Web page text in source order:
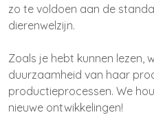
zo te voldoen aan de
dierenwelzijn.
Zoals je hebt kunnen lezen,
duurzaamheid van haar
productieprocessen. We
nieuwe ontwikkelingen!